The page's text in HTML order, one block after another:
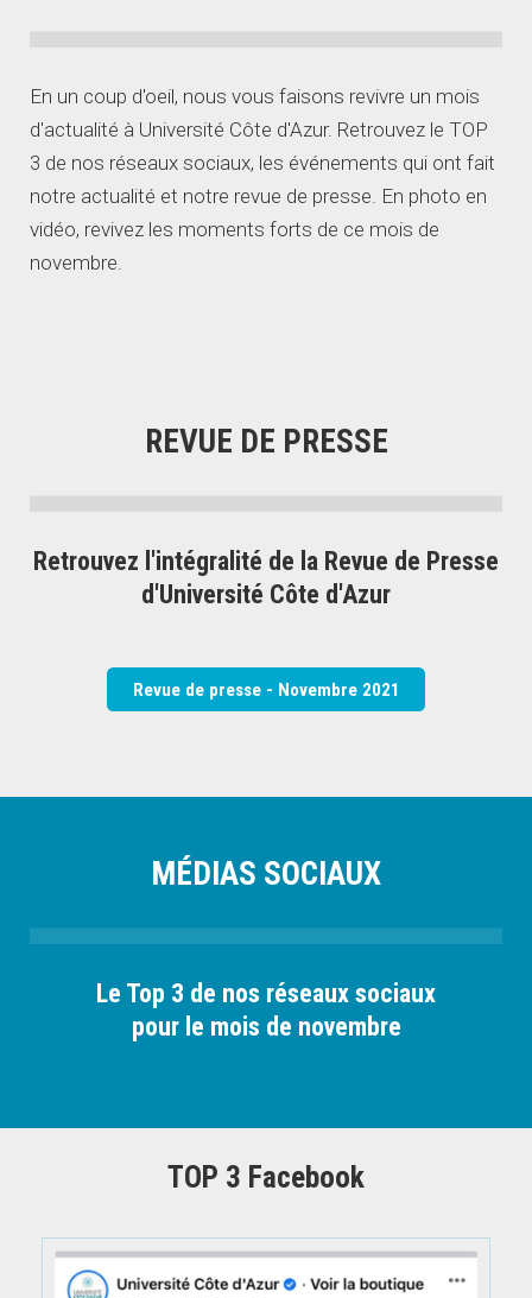
En un coup d'oeil, nous vous faisons revivre un mois
d'actualité à Université Côte d'Azur. Retrouvez le TOP
3 de nos réseaux sociaux, les événements qui ont fait
notre actualité et notre revue de presse. En photo en
vidéo, revivez les moments forts de ce mois de
novembre.
REVUE DE PRESSE
Retrouvez l'intégralité de la Revue de Presse
d'Université Côte d'Azur
Revue de presse - Novembre 2021
MÉDIAS SOCIAUX
Le Top 3 de nos réseaux sociaux
pour le mois de novembre
TOP 3 Facebook